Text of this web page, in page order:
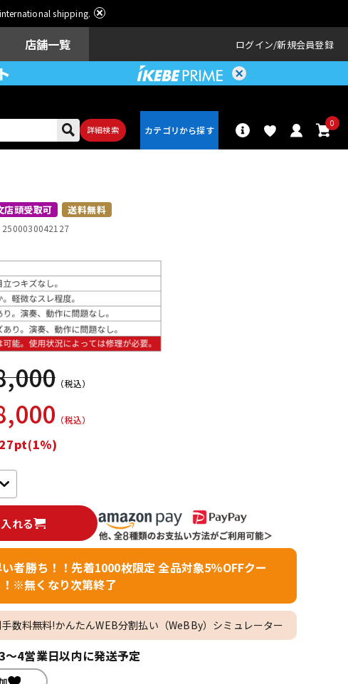
shipping.
店舗一覧 ログイン 新規会員登録
詳細検索
0
ドラム
配信/ライブ
機器
店頭受取可 送料無料
2500030042127
（税込）
（税込）
れる
者勝ち！！先着1000枚限定 全品対象5％OFFクー
※無くなり次第終了
数料無料!かんたんWEB分割払い（WeBBy）シミュレーター
～4営業日以内に発送予定